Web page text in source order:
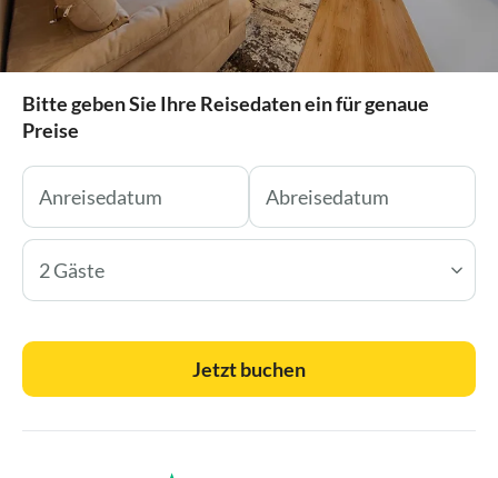
Bitte geben Sie Ihre Reisedaten ein für genaue
Preise
2 Gäste
Jetzt buchen